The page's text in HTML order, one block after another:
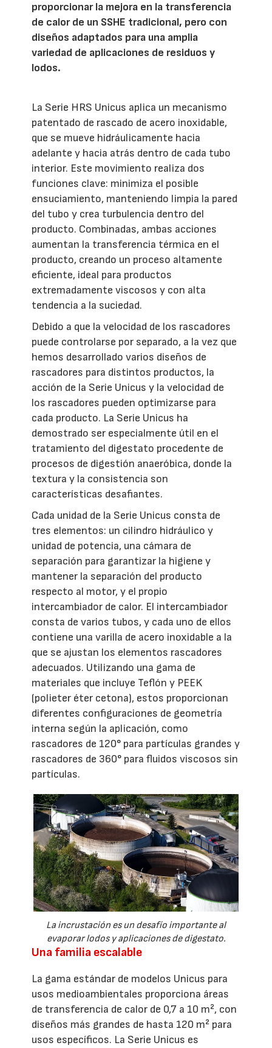
proporcionar la mejora en la transferencia
de calor de un SSHE tradicional, pero con
diseños adaptados para una amplia
variedad de aplicaciones de residuos y
lodos.
La Serie HRS Unicus aplica un mecanismo
patentado de rascado de acero inoxidable,
que se mueve hidráulicamente hacia
adelante y hacia atrás dentro de cada tubo
interior. Este movimiento realiza dos
funciones clave: minimiza el posible
ensuciamiento, manteniendo limpia la pared
del tubo y crea turbulencia dentro del
producto. Combinadas, ambas acciones
aumentan la transferencia térmica en el
producto, creando un proceso altamente
eficiente, ideal para productos
extremadamente viscosos y con alta
tendencia a la suciedad.
Debido a que la velocidad de los rascadores
puede controlarse por separado, a la vez que
hemos desarrollado varios diseños de
rascadores para distintos productos, la
acción de la Serie Unicus y la velocidad de
los rascadores pueden optimizarse para
cada producto. La Serie Unicus ha
demostrado ser especialmente útil en el
tratamiento del digestato procedente de
procesos de digestión anaeróbica, donde la
textura y la consistencia son
características desafiantes.
Cada unidad de la Serie Unicus consta de
tres elementos: un cilindro hidráulico y
unidad de potencia, una cámara de
separación para garantizar la higiene y
mantener la separación del producto
respecto al motor, y el propio
intercambiador de calor. El intercambiador
consta de varios tubos, y cada uno de ellos
contiene una varilla de acero inoxidable a la
que se ajustan los elementos rascadores
adecuados. Utilizando una gama de
materiales que incluye Teflón y PEEK
(polieter éter cetona), estos proporcionan
diferentes configuraciones de geometría
interna según la aplicación, como
rascadores de 120° para partículas grandes y
rascadores de 360° para fluidos viscosos sin
partículas.
La incrustación es un desafío importante al
evaporar lodos y aplicaciones de digestato.
Una familia escalable
La gama estándar de modelos Unicus para
usos medioambientales proporciona áreas
de transferencia de calor de 0,7 a 10 m², con
diseños más grandes de hasta 120 m² para
usos específicos. La Serie Unicus es